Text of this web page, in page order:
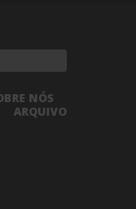
NÓS
ARQUIVO